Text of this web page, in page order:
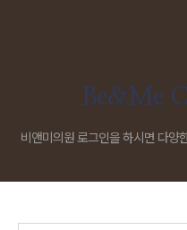
Be&Me
비앤미의원 로그인을 하시면 다양